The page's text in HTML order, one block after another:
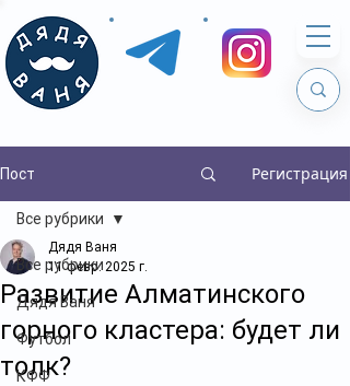
Пост Регистрация
Все рубрики
Дядя Ваня
Футбол
КФФ
Все рубрики
Развитие Алматинского
горного кластера: будет ли
толк?
Дядя Ваня
11 февр. 2025 г.